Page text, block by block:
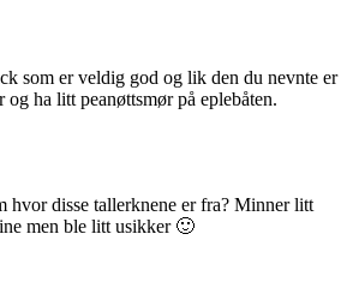
som er veldig god og lik den du nevnte er
og ha litt peanøttsmør på eplebåten.
hvor disse tallerknene er fra? Minner litt
men ble litt usikker 🙂